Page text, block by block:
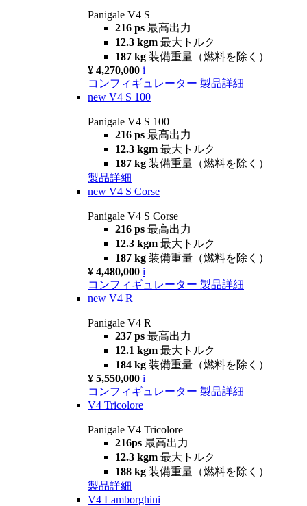
Panigale V4 S
216 ps 最高出力
12.3 kgm 最大トルク
187 kg 装備重量（燃料を除く）
¥ 4,270,000 i
コンフィギュレーター 製品詳細
new V4 S 100
Panigale V4 S 100
216 ps 最高出力
12.3 kgm 最大トルク
187 kg 装備重量（燃料を除く）
製品詳細
new V4 S Corse
Panigale V4 S Corse
216 ps 最高出力
12.3 kgm 最大トルク
187 kg 装備重量（燃料を除く）
¥ 4,480,000 i
コンフィギュレーター 製品詳細
new V4 R
Panigale V4 R
237 ps 最高出力
12.1 kgm 最大トルク
184 kg 装備重量（燃料を除く）
¥ 5,550,000 i
コンフィギュレーター 製品詳細
V4 Tricolore
Panigale V4 Tricolore
216ps 最高出力
12.3 kgm 最大トルク
188 kg 装備重量（燃料を除く）
製品詳細
V4 Lamborghini